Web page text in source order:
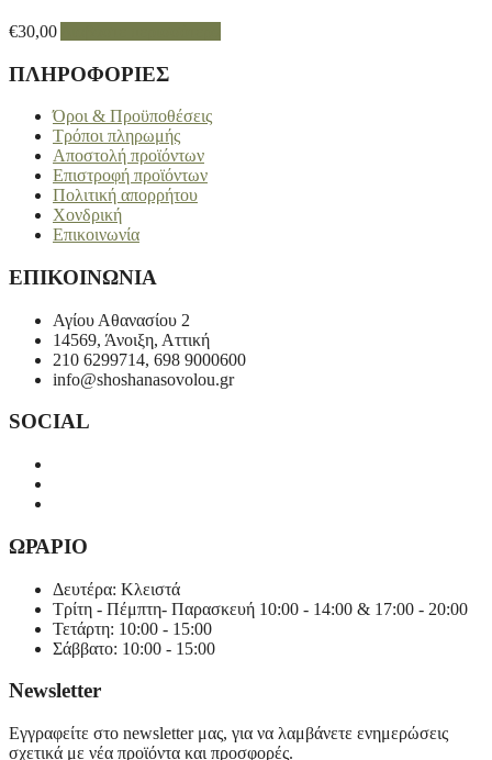
€30,00
ΠΛΗΡΟΦΟΡΙΕΣ
Όροι & Προϋποθέσεις
Τρόποι πληρωμής
Αποστολή προϊόντων
Επιστροφή προϊόντων
Πολιτική απορρήτου
Χονδρική
Επικοινωνία
ΕΠΙΚΟΙΝΩΝΙΑ
Αγίου Αθανασίου 2
14569, Άνοιξη, Αττική
210 6299714, 698 9000600
info@shoshanasovolou.gr
SOCIAL
ΩΡΑΡΙΟ
Δευτέρα: Κλειστά
Τρίτη - Πέμπτη- Παρασκευή 10:00 - 14:00 & 17:00 - 20:00
Τετάρτη: 10:00 - 15:00
Σάββατο: 10:00 - 15:00
Newsletter
Εγγραφείτε στο newsletter μας, για να λαμβάνετε ενημερώσεις
σχετικά με νέα προϊόντα και προσφορές.